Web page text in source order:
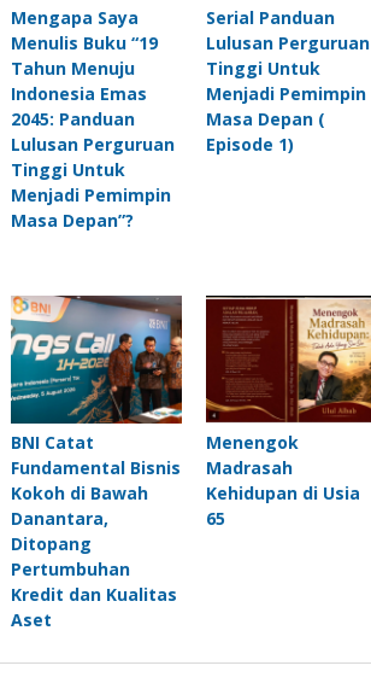
Mengapa Saya
Menulis Buku “19
Tahun Menuju
Indonesia Emas
2045: Panduan
Lulusan Perguruan
Tinggi Untuk
Menjadi Pemimpin
Masa Depan”?
Serial Panduan
Lulusan Perguruan
Tinggi Untuk
Menjadi Pemimpin
Masa Depan (
Episode 1)
BNI Catat
Fundamental Bisnis
Kokoh di Bawah
Danantara,
Ditopang
Pertumbuhan
Kredit dan Kualitas
Aset
Menengok
Madrasah
Kehidupan di Usia
65